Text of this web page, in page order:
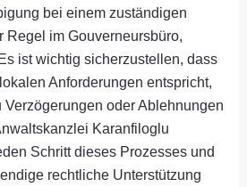
bei einem zuständigen
Regel im Gouverneursbüro,
ist wichtig sicherzustellen, dass
Anforderungen entspricht,
oder Ablehnungen
Karanfiloglu
Schritt dieses Prozesses und
rechtliche Unterstützung